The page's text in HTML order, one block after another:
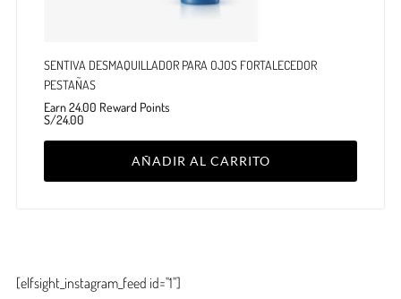
SENTIVA DESMAQUILLADOR PARA OJOS FORTALECEDOR
PESTAÑAS
Earn 24.00 Reward Points
S/24.00
AÑADIR AL CARRITO
[elfsight_instagram_feed id="1"]